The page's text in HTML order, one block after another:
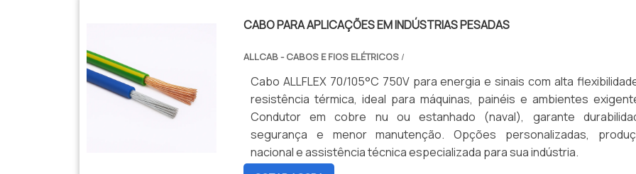
CABO PARA APLICAÇÕES EM INDÚSTRIAS PESADAS
ALLCAB - CABOS E FIOS ELÉTRICOS/
Cabo ALLFLEX 70/105°C 750V para energia e sinais com alta
resistência térmica, ideal para máquinas, painéis e ambientes
Condutor em cobre nu ou estanhado (naval), garante
segurança e menor manutenção. Opções personalizadas,
nacional e assistência técnica especializada para sua indústria.